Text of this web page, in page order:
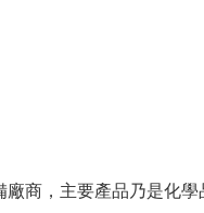
商，主要產品乃是化